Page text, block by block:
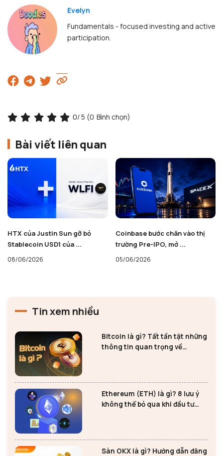
Evelyn
Fundamentals - focused investing and active
participation.
0/ 5 (0 Bình chọn)
Bài viết liên quan
HTX của Justin Sun gỡ bỏ
Stablecoin USD1 của ...
08/06/2026
Coinbase bước chân vào thị
trường Pre-IPO, mở ...
05/06/2026
Tin xem nhiều
Bitcoin là gì? Tất tần tật những
thông tin quan trọng về
Ethereum (ETH) là gì? 8 lưu ý
không thể bỏ qua khi đầu tư
Sàn OKX là gì? Hướng dẫn đăng